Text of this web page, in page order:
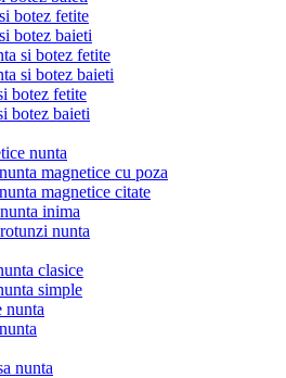
botez fetite
botez baieti
si botez fetite
si botez baieti
botez fetite
botez baieti
nunta
magnetice cu poza
magnetice citate
inima
nunta
clasice
simple
nunta
nunta